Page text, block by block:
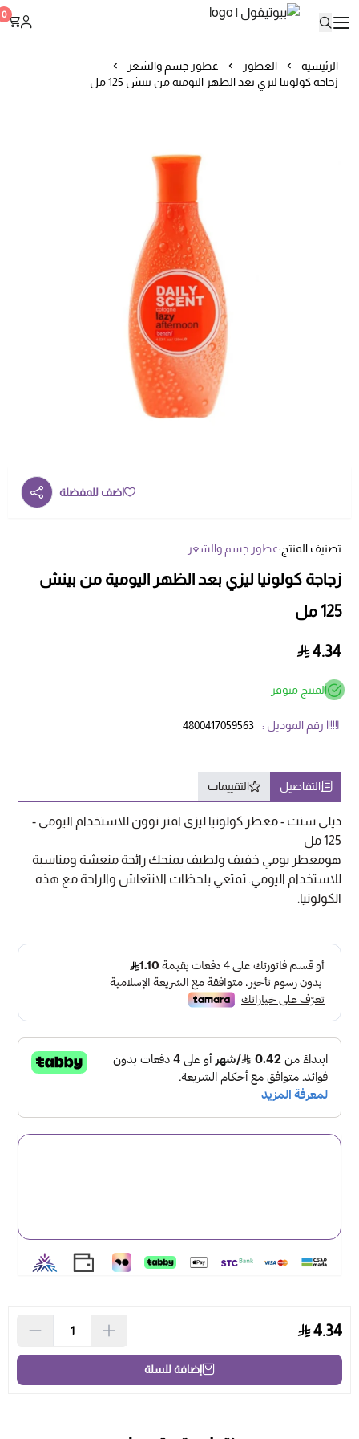
0
الرئيسية العطور
عطور جسم والشعر
زجاجة كولونيا ليزي بعد الظهر اليومية من بينش 125 مل
اضف للمفضلة
تصنيف المنتج:عطور جسم والشعر
زجاجة كولونيا ليزي بعد الظهر اليومية من بينش
125 مل
4.34
المنتج متوفر
رقم الموديل : 4800417059563
التفاصيل التقييمات
ديلي سنت - معطر كولونيا ليزي افتر نوون للاستخدام اليومي -
125 مل
هومعطر يومي خفيف ولطيف يمنحك رائحة منعشة ومناسبة
للاستخدام اليومي. تمتعي بلحظات الانتعاش والراحة مع هذه
الكولونيا.
4.34
إضافة للسلة